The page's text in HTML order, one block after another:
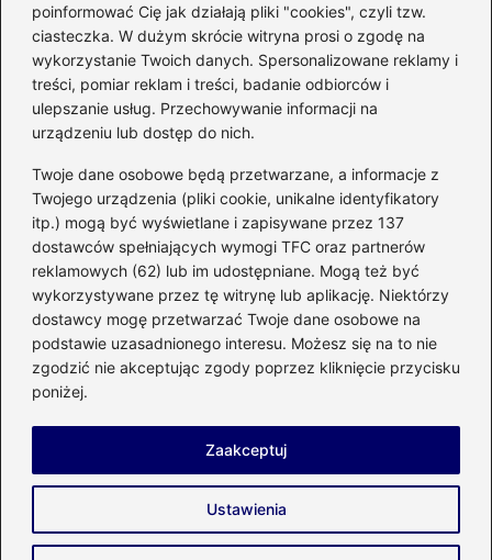
poinformować Cię jak działają pliki "cookies", czyli tzw.
ciasteczka. W dużym skrócie witryna prosi o zgodę na
wykorzystanie Twoich danych. Spersonalizowane reklamy i
treści, pomiar reklam i treści, badanie odbiorców i
ulepszanie usług. Przechowywanie informacji na
urządzeniu lub dostęp do nich.
Twoje dane osobowe będą przetwarzane, a informacje z
Twojego urządzenia (pliki cookie, unikalne identyfikatory
itp.) mogą być wyświetlane i zapisywane przez 137
dostawców spełniających wymogi TFC oraz partnerów
reklamowych (62) lub im udostępniane. Mogą też być
wykorzystywane przez tę witrynę lub aplikację. Niektórzy
dostawcy mogę przetwarzać Twoje dane osobowe na
podstawie uzasadnionego interesu. Możesz się na to nie
zgodzić nie akceptując zgody poprzez kliknięcie przycisku
poniżej.
Ustawienia
Zaakceptuj
Czy można włożyć styropian do
mikrofalówki? Przewodnik po
bezpiecznym użytkowaniu sprzętu
kuchennego
Kategorie
Budowa (285)
Dom(207)
Energetyka(21)
Meble i elektronika(23)
Ogród(51)
Remont(78)
Prywatność
Zasady użytkowania
Napisz do nas